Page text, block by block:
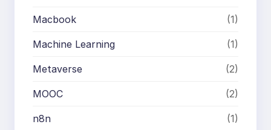
Macbook (1)
Machine Learning (1)
Metaverse (2)
MOOC (2)
n8n (1)